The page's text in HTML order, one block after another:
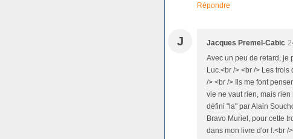
Répondre
J Jacques Premel-Cabic
Avec un peu de retard, je
Luc.<br /> <br /> Les
/> <br /> Ils me font
vie ne vaut rien, mais
défini "la" par Alain
Bravo Muriel, pour cette
dans mon livre d'or !.<br /